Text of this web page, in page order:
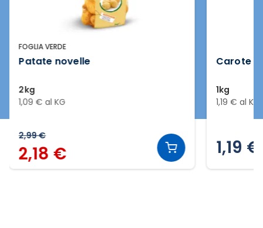
FOGLIA VERDE
Patate novelle
2kg
1,09 € al KG
2,99 €
2,18 €
Carote
1kg
1,19 € al KG
1,19 €